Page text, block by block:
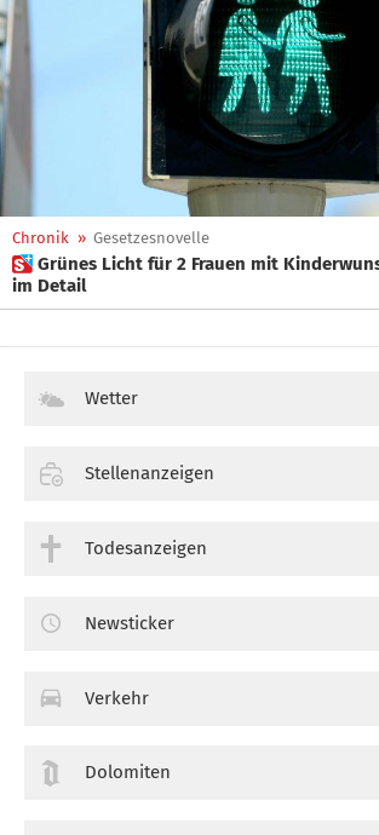
Chronik » Gesetzesnovelle
 Grünes Licht für 2 Frauen mit Kinderwunsch: Die Regelung
im Detail
Wetter
Stellenanzeigen
Todesanzeigen
Newsticker
Verkehr
Dolomiten